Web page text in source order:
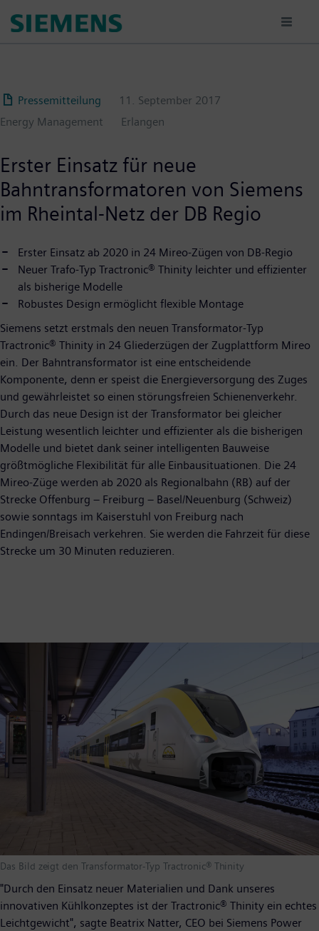
para
Pressemitteilung
11. September 2017
Energy Management
Erlangen
Erster Einsatz für neue
Bahntransformatoren von Siemens
im Rheintal-Netz der DB Regio
Erster Einsatz ab 2020 in 24 Mireo-Zügen von DB-Regio
Neuer Trafo-Typ Tractronic® Thinity leichter und effizienter
als bisherige Modelle
Robustes Design ermöglicht flexible Montage
Siemens setzt erstmals den neuen Transformator-Typ
Tractronic® Thinity in 24 Gliederzügen der Zugplattform Mireo
ein. Der Bahntransformator ist eine entscheidende
Komponente, denn er speist die Energieversorgung des Zuges
und gewährleistet so einen störungsfreien Schienenverkehr.
Durch das neue Design ist der Transformator bei gleicher
Leistung wesentlich leichter und effizienter als die bisherigen
Modelle und bietet dank seiner intelligenten Bauweise
größtmögliche Flexibilität für alle Einbausituationen. Die 24
Mireo-Züge werden ab 2020 als Regionalbahn (RB) auf der
Strecke Offenburg – Freiburg – Basel/Neuenburg (Schweiz)
sowie sonntags im Kaiserstuhl von Freiburg nach
Endingen/Breisach verkehren. Sie werden die Fahrzeit für diese
Strecke um 30 Minuten reduzieren.
Das Bild zeigt den Transformator-Typ Tractronic® Thinity
"Durch den Einsatz neuer Materialien und Dank unseres
innovativen Kühlkonzeptes ist der Tractronic® Thinity ein echtes
Leichtgewicht", sagte Beatrix Natter, CEO bei Siemens Power